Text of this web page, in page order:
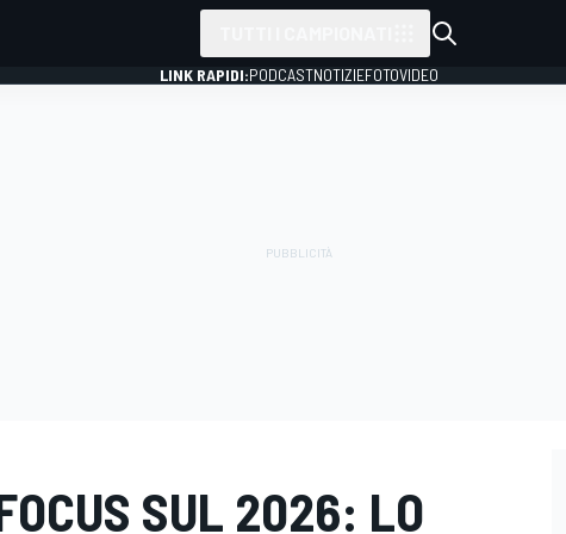
LINK RAPIDI:PODCASTNOTIZIEFOTOVIDEO
SUL 2026: LO